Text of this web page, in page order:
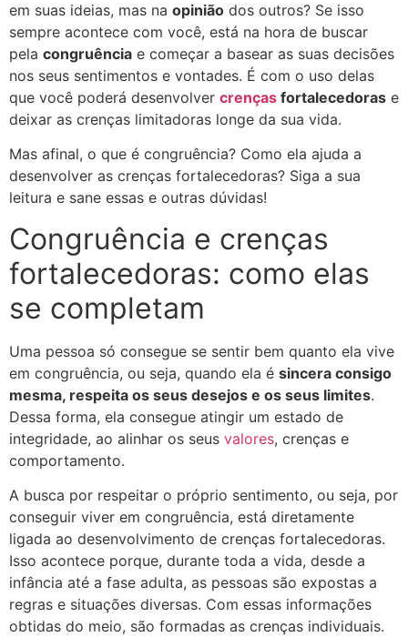
em suas ideias, mas na opinião dos outros? Se isso
sempre acontece com você, está na hora de buscar
pela congruência e começar a basear as suas decisões
nos seus sentimentos e vontades. É com o uso delas
que você poderá desenvolver crenças fortalecedoras e
deixar as crenças limitadoras longe da sua vida.
Mas afinal, o que é congruência? Como ela ajuda a
desenvolver as crenças fortalecedoras? Siga a sua
leitura e sane essas e outras dúvidas!
Congruência e crenças
fortalecedoras: como elas
se completam
Uma pessoa só consegue se sentir bem quanto ela vive
em congruência, ou seja, quando ela é sincera consigo
mesma, respeita os seus desejos e os seus limites.
Dessa forma, ela consegue atingir um estado de
integridade, ao alinhar os seus valores, crenças e
comportamento.
A busca por respeitar o próprio sentimento, ou seja, por
conseguir viver em congruência, está diretamente
ligada ao desenvolvimento de crenças fortalecedoras.
Isso acontece porque, durante toda a vida, desde a
infância até a fase adulta, as pessoas são expostas a
regras e situações diversas. Com essas informações
obtidas do meio, são formadas as crenças individuais.